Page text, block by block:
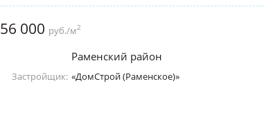
56 000 руб./м2
Раменский район
Застройщик: «ДомСтрой (Раменское)»